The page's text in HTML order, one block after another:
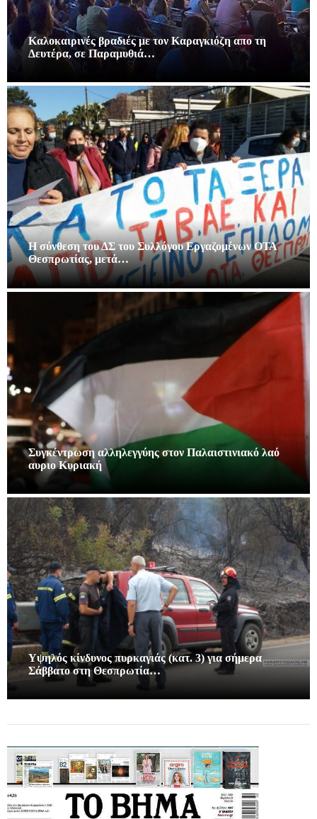
Καλοκαιρινές βραδιές με τον Καραγκιόζη απο τη
Δευτέρα, σε Παραμυθιά…
Η σύνθεση του ΔΣ του Συλλόγου Εργαζομένων ΟΤΑ
Θεσπρωτίας, μετά…
Συγκέντρωση αλληλεγγύης στον Παλαιστινιακό λαό
αυριο Κυριακή
Υψηλός κίνδυνος πυρκαγιάς (κατ. 3) για σήμερα
Σάββατο στη Θεσπρωτία…